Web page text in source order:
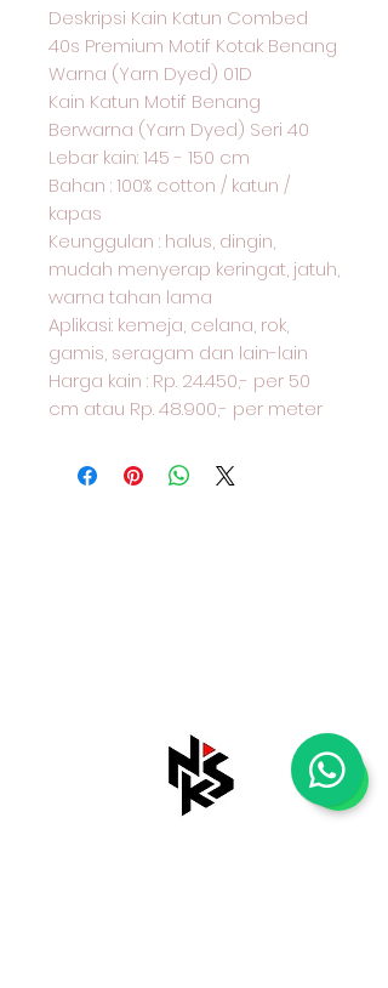
Deskripsi Kain Katun Combed
40s Premium Motif Kotak Benang
Warna (Yarn Dyed) 01D
Kain Katun Motif Benang
Berwarna (Yarn Dyed) Seri 40
Lebar kain: 145 - 150 cm
Bahan : 100% cotton / katun /
kapas
Keunggulan : halus, dingin,
mudah menyerap keringat, jatuh,
warna tahan lama
Aplikasi: kemeja, celana, rok,
gamis, seragam dan lain-lain
Harga kain : Rp. 24.450,- per 50
cm atau Rp. 48.900,- per meter